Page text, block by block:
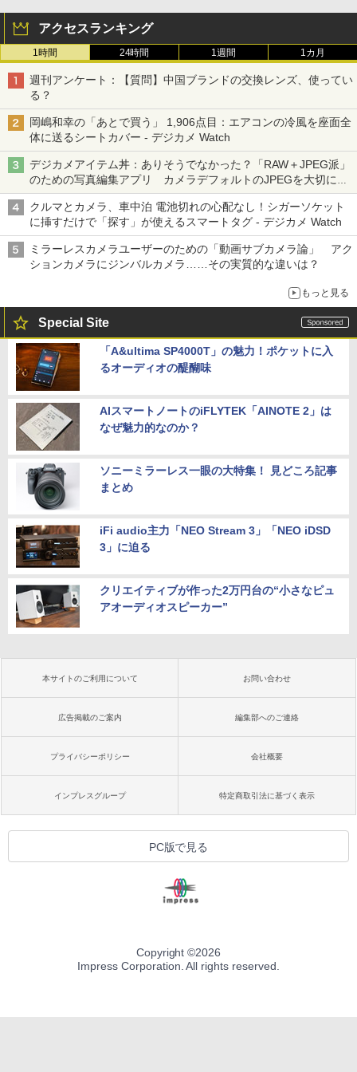
アクセスランキング
1時間 24時間 1週間 1カ月
週刊アンケート：【質問】中国ブランドの交換レンズ、使ってい
る？
岡嶋和幸の「あとで買う」 1,906点目：エアコンの冷風を座面全
体に送るシートカバー - デジカメ Watch
デジカメアイテム丼：ありそうでなかった？「RAW＋JPEG派」
のための写真編集アプリ カメラデフォルトのJPEGを大切にす
る「Filmator」
クルマとカメラ、車中泊 電池切れの心配なし！シガーソケット
に挿すだけで「探す」が使えるスマートタグ - デジカメ Watch
ミラーレスカメラユーザーのための「動画サブカメラ論」 アク
ションカメラにジンバルカメラ……その実質的な違いは？
もっと見る
Special Site
「A&ultima SP4000T」の魅力！ポケットに入
るオーディオの醍醐味
AIスマートノートのiFLYTEK「AINOTE 2」は
なぜ魅力的なのか？
ソニーミラーレス一眼の大特集！ 見どころ記事
まとめ
iFi audio主力「NEO Stream 3」「NEO iDSD
3」に迫る
クリエイティブが作った2万円台の“小さなピュ
アオーディオスピーカー”
本サイトのご利用について お問い合わせ
広告掲載のご案内 編集部へのご連絡
プライバシーポリシー 会社概要
インプレスグループ 特定商取引法に基づく表示
PC版で見る
Copyright ©2026
Impress Corporation. All rights reserved.